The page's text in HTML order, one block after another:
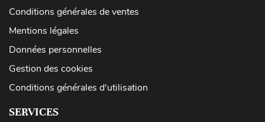
Conditions générales de ventes
Mentions légales
Données personnelles
Gestion des cookies
Conditions générales d'utilisation
SERVICES